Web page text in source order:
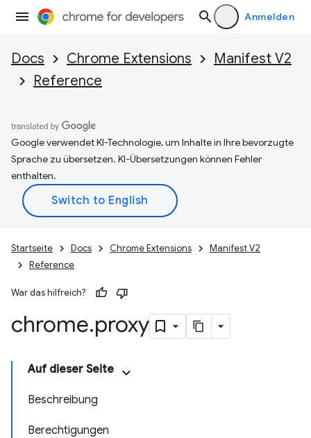
Anmelden
Docs Chrome Extensions
Manifest V2
Reference
Google verwendet KI-Technologie, um Inhalte in Ihre bevorzugte
Sprache zu übersetzen. KI-Übersetzungen können Fehler
enthalten.
Startseite Docs Chrome Extensions
Manifest V2
Reference
War das hilfreich?
chrome.proxy
Auf dieser Seite
Beschreibung
Berechtigungen